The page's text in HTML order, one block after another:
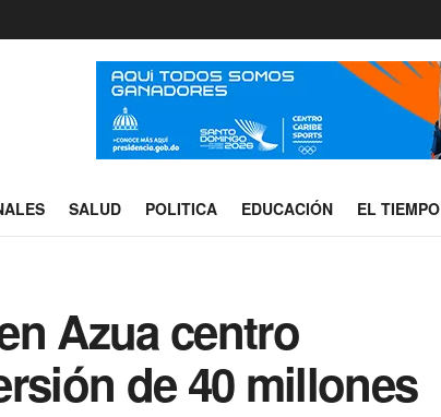
SALUD POLITICA EDUCACIÓN EL TIEMPO
Azua centro
de 40 millones